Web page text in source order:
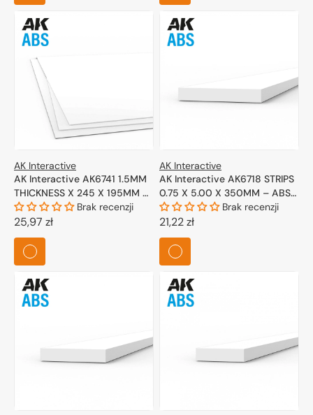
AK Interactive
AK Interactive AK6741 1.5MM
THICKNESS X 245 X 195MM –
ABS SHEET – 1 UNIT PER BAG
Brak recenzji
Cena
regularna
25,97 zł
AK Interactive
AK Interactive AK6718 STRIPS
0.75 X 5.00 X 350MM – ABS
STRIP – 10 UNITS PER BAG
Brak recenzji
Cena
regularna
21,22 zł